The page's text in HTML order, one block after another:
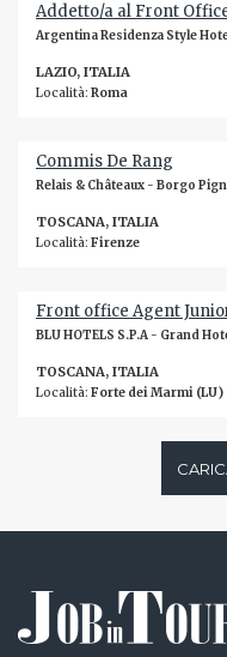
Addetto/a al Front
Argentina Residenza Style
LAZIO, ITALIA
Località: Roma
Commis De Rang
Relais & Châteaux - Borgo
TOSCANA, ITALIA
Località: Firenze
Front office Agent
BLU HOTELS S.P.A - Grand
TOSCANA, ITALIA
Località: Forte dei Marmi (LU)